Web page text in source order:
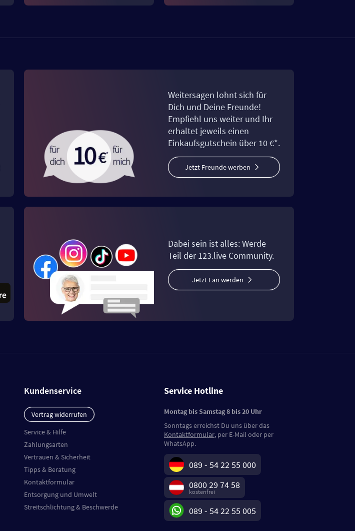
Weitersagen lohnt sich für
Dich und Deine Freunde!
Empfiehl uns weiter und Ihr
erhaltet jeweils einen
Einkaufsgutschein über 10 €*.
Jetzt Freunde werben
Dabei sein ist alles: Werde
Teil der 123.live Community.
Jetzt Fan werden
Kundenservice
Vertrag widerrufen
Service & Hilfe
Zahlungsarten
Vertrauen & Sicherheit
Tipps & Beratung
Kontaktformular
Entsorgung und Umwelt
Streitschlichtung & Beschwerde
Service Hotline
Montag bis Samstag 8 bis 20 Uhr
Sonntags erreichst Du uns über das
Kontaktformular, per E-Mail oder per
WhatsApp.
089 - 54 22 55 000
0800 29 74 58
kostenfrei
089 - 54 22 55 005